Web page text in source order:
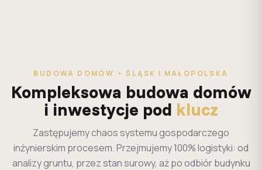
BUDOWA DOMÓW • ŚLĄSK I MAŁOPOLSKA
Kompleksowa budowa domów
i inwestycje pod klucz
Zastępujemy chaos systemu gospodarczego
inżynierskim procesem. Przejmujemy 100% logistyki: od
analizy gruntu, przez stan surowy, aż po odbiór budynku